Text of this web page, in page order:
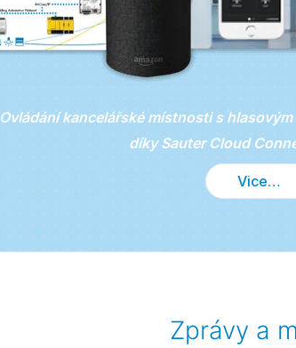
Ovládání kancelářské místnosti s
díky Sauter Cloud
Vice…
Zprávy a